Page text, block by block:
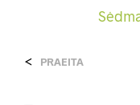
< PRAEITA